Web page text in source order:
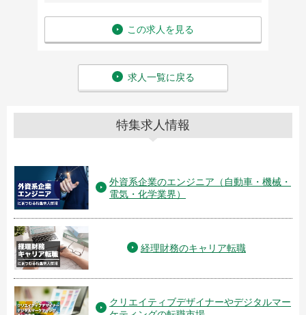
この求人を見る
求人一覧に戻る
特集求人情報
外資系企業のエンジニア（自動車・機械・
電気・化学業界）
経理財務のキャリア転職
クリエイティブデザイナーやデジタルマー